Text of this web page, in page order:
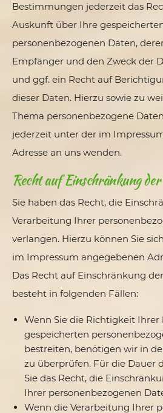
Bestimmungen jederzeit das
Auskunft über Ihre
personenbezogenen Daten,
Empfänger und den Zweck der
und ggf. ein Recht auf
dieser Daten. Hierzu sowie zu
Thema personenbezogene
jederzeit unter der im
Adresse an uns wenden.
Recht auf Einschränkung
Sie haben das Recht, die
Verarbeitung Ihrer
verlangen. Hierzu können Sie
im Impressum angegebenen
Das Recht auf Einschränkung
besteht in folgenden Fällen:
Wenn Sie die Richtigkeit Ihrer
gespeicherten
bestreiten, benötigen wir in
zu überprüfen. Für die Dauer
Sie das Recht, die
Ihrer personenbezogenen
Wenn die Verarbeitung Ihrer